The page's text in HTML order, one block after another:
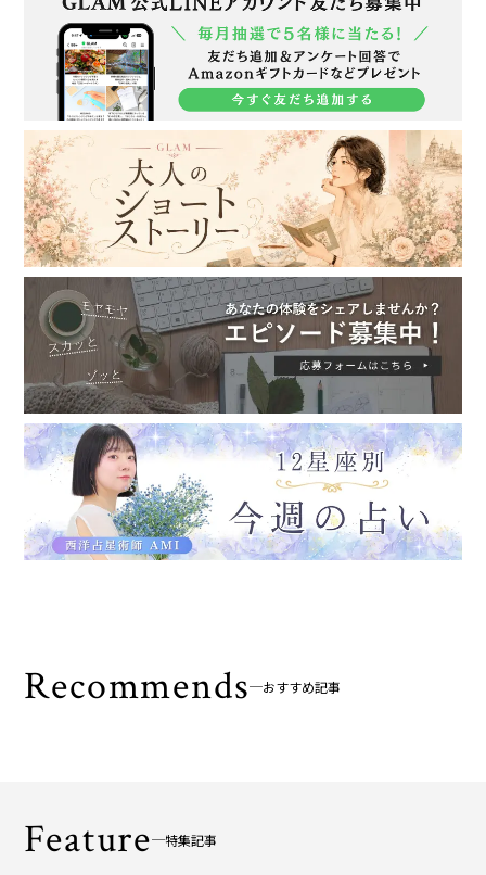
Recommends おすすめ記事
Feature 特集記事